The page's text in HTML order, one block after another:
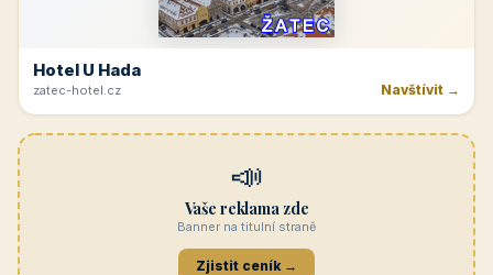
Hotel U Hada
zatec-hotel.cz Navštívit →
📣
Vaše reklama zde
Banner na titulní straně
Zjistit ceník →